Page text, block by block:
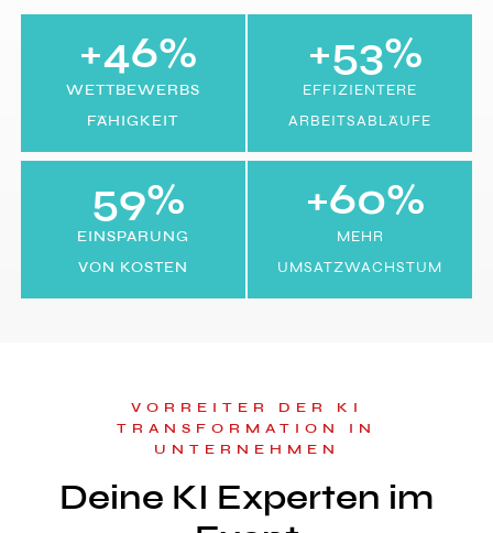
+46%
WETTBEWERBS​​
FÄHIGKEIT
+53%
EFFIZIENTERE
ARBEITSABLÄUFE
59%
EINSPARUNG
VON KOSTEN
+60%
MEHR
UMSATZWACHSTUM
VORREITER DER KI
TRANSFORMATION IN
UNTERNEHMEN
Deine KI Experten im